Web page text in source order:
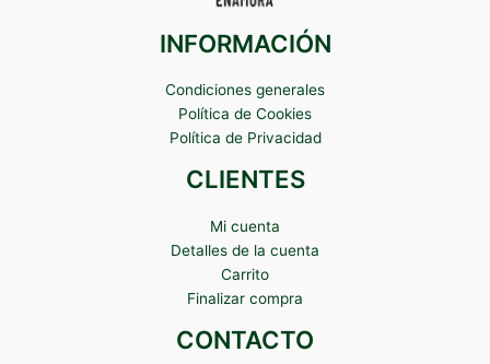
INFORMACIÓN
Condiciones generales
Política de Cookies
Política de Privacidad
CLIENTES
Mi cuenta
Detalles de la cuenta
Carrito
Finalizar compra
CONTACTO